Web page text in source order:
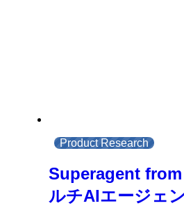
Product Research
Superagent
ルチAIエージェ